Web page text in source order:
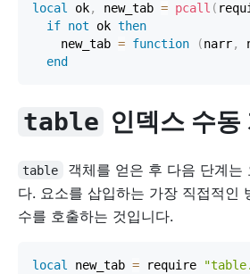
local ok, new_tab = pcall (
if not ok then
    new_tab
= function (narr,
end
table 인덱스 수동
table
객체를 얻은 후 다음 단계는
다. 요소를 삽입하는 가장 직접적인
수를 호출하는 것입니다.
local new_tab = require